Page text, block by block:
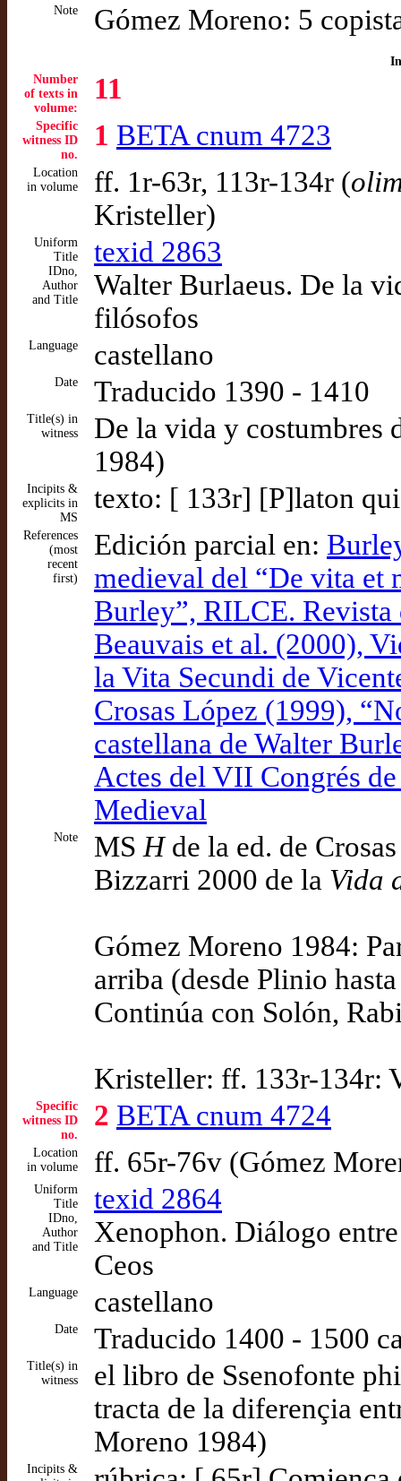
Note Gómez Moreno: 5
Number
of texts in
volume:
11
Specific
witness ID
no.
1 BETA cnum 4723
Location
in volume
ff. 1r-63r, 113r-134r (
Kristeller)
Uniform
Title
IDno,
Author
and Title
texid 2863
Walter Burlaeus. De la
filósofos
Language castellano
Date Traducido 1390 - 1410
Title(s) in
witness
De la vida y costumbres
1984)
Incipits &
explicits in
MS
texto: [ 133r] [P]laton
References
(most
recent
first)
Edición parcial en:
medieval del “De vita et
Burley”, RILCE.
Beauvais et al. (2000),
la Vita Secundi de
Crosas López (1999),
castellana de Walter
Actes del VII Congrés
Medieval
Note MS Hde la ed. de
Bizzarri 2000 de la Vida
Gómez Moreno 1984:
arriba (desde Plinio
Continúa con Solón,
Kristeller: ff. 133r-134r:
Specific
witness ID
no.
2 BETA cnum 4724
Location
in volume
ff. 65r-76v (Gómez
Uniform
Title
IDno,
Author
and Title
texid 2864
Xenophon. Diálogo
Ceos
Language castellano
Date Traducido 1400 - 1500
Title(s) in
witness
el libro de Ssenofonte
tracta de la diferençia
Moreno 1984)
Incipits &